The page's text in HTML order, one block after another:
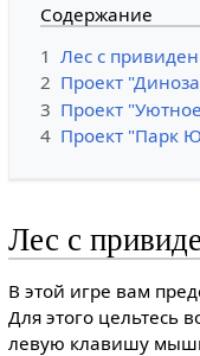
Содержание
1 Лес с
2 Проект
3 Проект
4 Проект "Парк
Лес с
В этой игре вам
Для этого цельтесь
левую клавишу